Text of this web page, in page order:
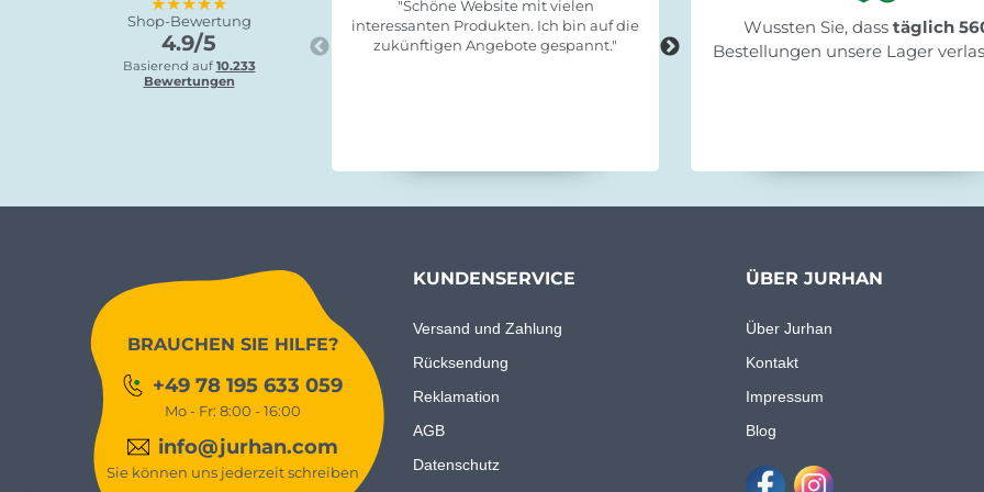
Shop-Bewertung
4.9/5
Basierend auf 10.233
Bewertungen
"Schöne Website mit vielen
interessanten Produkten. Ich bin auf die
zukünftigen Angebote gespannt."
"Schnelle Lieferung, leicht zum
Fertigstellen und stabil!"
Wussten Sie, dasstäglich
Bestellungen unsere Lager
BRAUCHEN SIE HILFE?
+49 78 195 633 059
Mo - Fr: 8:00 - 16:00
info@jurhan.com
Sie können uns jederzeit schreiben
KUNDENSERVICE
Versand und Zahlung
Rücksendung
Reklamation
AGB
Datenschutz
ÜBER JURHAN
Über Jurhan
Kontakt
Impressum
Blog